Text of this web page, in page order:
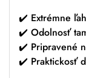
✔️ Extrémne
✔️ Odolnosť
✔️ Pripravené
✔️ Praktickosť